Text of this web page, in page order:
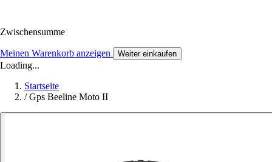
Zwischensumme
Meinen Warenkorb anzeigen Weiter einkaufen
Loading...
Startseite
/ Gps Beeline Moto II